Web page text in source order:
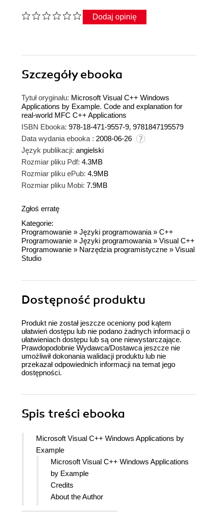
Dodaj opinię
Szczegółyebooka
Tytuł oryginału: Microsoft Visual C++ Windows
Applications by Example. Code and explanation for
real-world MFC C++ Applications
ISBN Ebooka: 978-18-471-9557-9, 9781847195579
Data wydania ebooka : 2008-06-26
Język publikacji: angielski
Rozmiar pliku Pdf: 4.3MB
Rozmiar pliku ePub: 4.9MB
Rozmiar pliku Mobi: 7.9MB
Zgłoś erratę
Kategorie:
Programowanie » Języki programowania » C++
Programowanie » Języki programowania » Visual C++
Programowanie » Narzędzia programistyczne » Visual
Studio
Dostępność produktu
Produkt nie został jeszcze oceniony pod kątem
ułatwień dostępu lub nie podano żadnych informacji o
ułatwieniach dostępu lub są one niewystarczające.
Prawdopodobnie Wydawca/Dostawca jeszcze nie
umożliwił dokonania walidacji produktu lub nie
przekazał odpowiednich informacji na temat jego
dostępności.
Spis treści ebooka
Microsoft Visual C++ Windows Applications by
Example
Microsoft Visual C++ Windows Applications
by Example
Credits
About the Author